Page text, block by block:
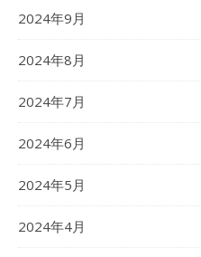
2024年9月
2024年8月
2024年7月
2024年6月
2024年5月
2024年4月